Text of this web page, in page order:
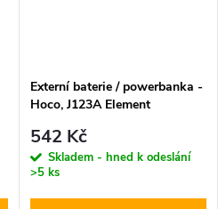
Externí baterie / powerbanka -
Hoco, J123A Element
542 Kč
Skladem - hned k odeslání
>5 ks